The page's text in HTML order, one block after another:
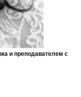
и преподавателем с